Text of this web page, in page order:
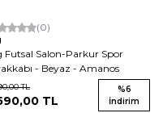
(0)
Futsal Salon-Parkur Spor
- Beyaz - Amanos
TL
TL
%6
İndirim